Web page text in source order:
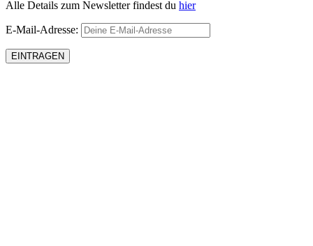
Alle Details zum Newsletter findest du hier
E-Mail-Adresse: